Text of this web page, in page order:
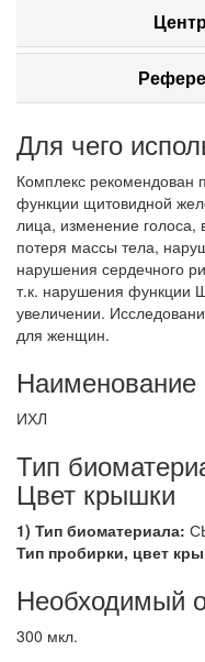
Для чего
Комплекс рекомендован
функции щитовидной
лица, изменение
потеря массы тела,
нарушения сердечного
т.к. нарушения функции
увеличении.
для женщин.
Наименование
ИХЛ
Тип
Цвет крышки
1) Тип биоматериала:
Тип пробирки, цвет
Необходимый
300 мкл.